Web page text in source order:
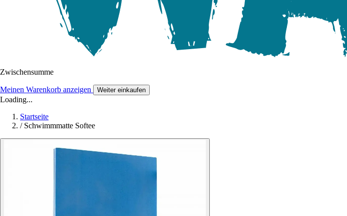
Zwischensumme
Meinen Warenkorb anzeigen Weiter einkaufen
Loading...
Startseite
/ Schwimmmatte Softee